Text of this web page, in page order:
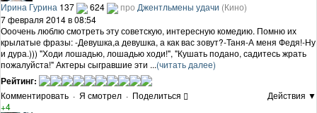
Ирина Гурина 137 624 про Джентльмены удачи (Кино)
7 февраля 2014 в 08:54
Ооочень люблю смотреть эту советскую, интересную комедию. Помню их
крылатые фразы: -Девушка,а девушка, а как вас зовут?-Таня-А меня Федя!-Ну
и дура.))) "Ходи лошадью, лошадью ходи!", "Кушать подано, садитесь жрать
пожалуйста!" Актеры сыгравшие эти ...(читать далее)
Рейтинг:
Комментировать · Я смотрел · Поделиться
Действия ▼
+4